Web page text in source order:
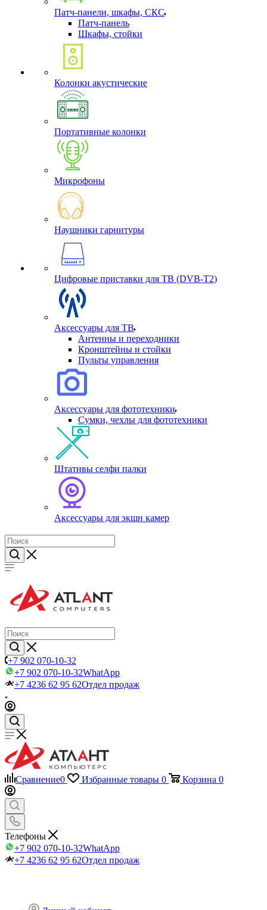
Патч-панели, шкафы, СКС
Патч-панель
Шкафы, стойки
Колонки акустические
Портативные колонки
Микрофоны
Наушники гарнитуры
Цифровые приставки для ТВ (DVB-T2)
Аксессуары для ТВ
Антенны и переходники
Кронштейны и стойки
Пульты управления
Аксессуары для фототехники
Сумки, чехлы для фототехники
Штативы селфи палки
Аксессуары для экшн камер
+7 902 070-10-32
+7 902 070-10-32WhatApp
+7 4236 62 95 62Отдел продаж
Сравнение0 Избранные товары 0 Корзина 0
Телефоны
+7 902 070-10-32WhatApp
+7 4236 62 95 62Отдел продаж